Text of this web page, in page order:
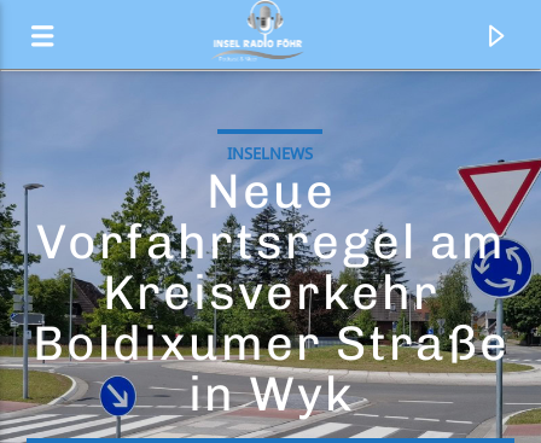
INSELNEWS
Neue
Vorfahrtsregel am
Kreisverkehr
Boldixumer Straße
in Wyk